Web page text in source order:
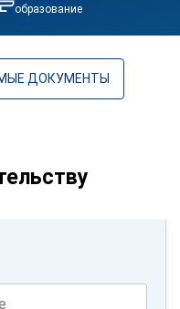
образование
ДОКУМЕНТЫ